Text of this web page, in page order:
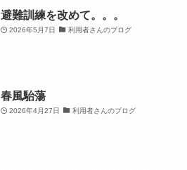
避難訓練を改めて。。。
2026年5月7日 利用者さんのブログ
春風駘蕩
2026年4月27日 利用者さんのブログ